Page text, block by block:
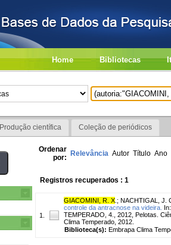
Home Bibliotecas
Produção científica Coleção de periódicos
Ordenar
por: Relevância Autor Título Ano
Registros recuperados : 1
1.
GIACOMINI, R. X ; NACHTIGAL, J.
controle da antracnose na videira.
TEMPERADO, 4., 2012, Pelotas.
Clima Temperado, 2012.
Biblioteca(s): Embrapa Clima